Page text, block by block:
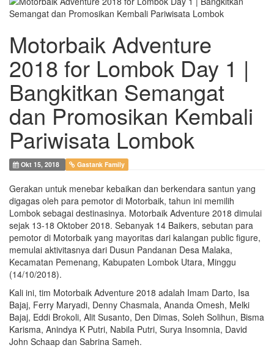
Motorbaik Adventure
2018 for Lombok Day 1 |
Bangkitkan Semangat
dan Promosikan Kembali
Pariwisata Lombok
Okt 15, 2018 Gastank Family
Gerakan untuk menebar kebaikan dan berkendara santun yang
digagas oleh para pemotor di Motorbaik, tahun ini memilih
Lombok sebagai destinasinya. Motorbaik Adventure 2018 dimulai
sejak 13-18 Oktober 2018. Sebanyak 14 Baikers, sebutan para
pemotor di Motorbaik yang mayoritas dari kalangan public figure,
memulai aktivitasnya dari Dusun Pandanan Desa Malaka,
Kecamatan Pemenang, Kabupaten Lombok Utara, Minggu
(14/10/2018).
Kali ini, tim Motorbaik Adventure 2018 adalah Imam Darto, Isa
Bajaj, Ferry Maryadi, Denny Chasmala, Ananda Omesh, Melki
Bajaj, Eddi Brokoli, Alit Susanto, Den Dimas, Soleh Solihun, Bisma
Karisma, Anindya K Putri, Nabila Putri, Surya Insomnia, David
John Schaap dan Sabrina Sameh.